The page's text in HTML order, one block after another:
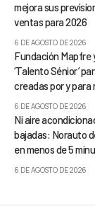
mejora sus
ventas para 2026
6 DE AGOSTO DE 2026
Fundación Mapfre
‘Talento Sénior’
creadas por y para
6 DE AGOSTO DE 2026
Ni aire
bajadas: Norauto
en menos de 5
6 DE AGOSTO DE 2026